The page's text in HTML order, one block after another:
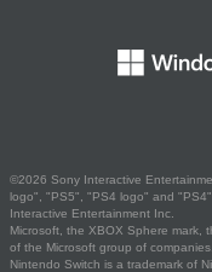
©2026 Sony Interactive
logo", "PS5", "PS4 logo" and
Interactive Entertainment Inc.
Microsoft, the XBOX Sphere mark,
of the Microsoft group of companies.
Nintendo Switch is a trademark of